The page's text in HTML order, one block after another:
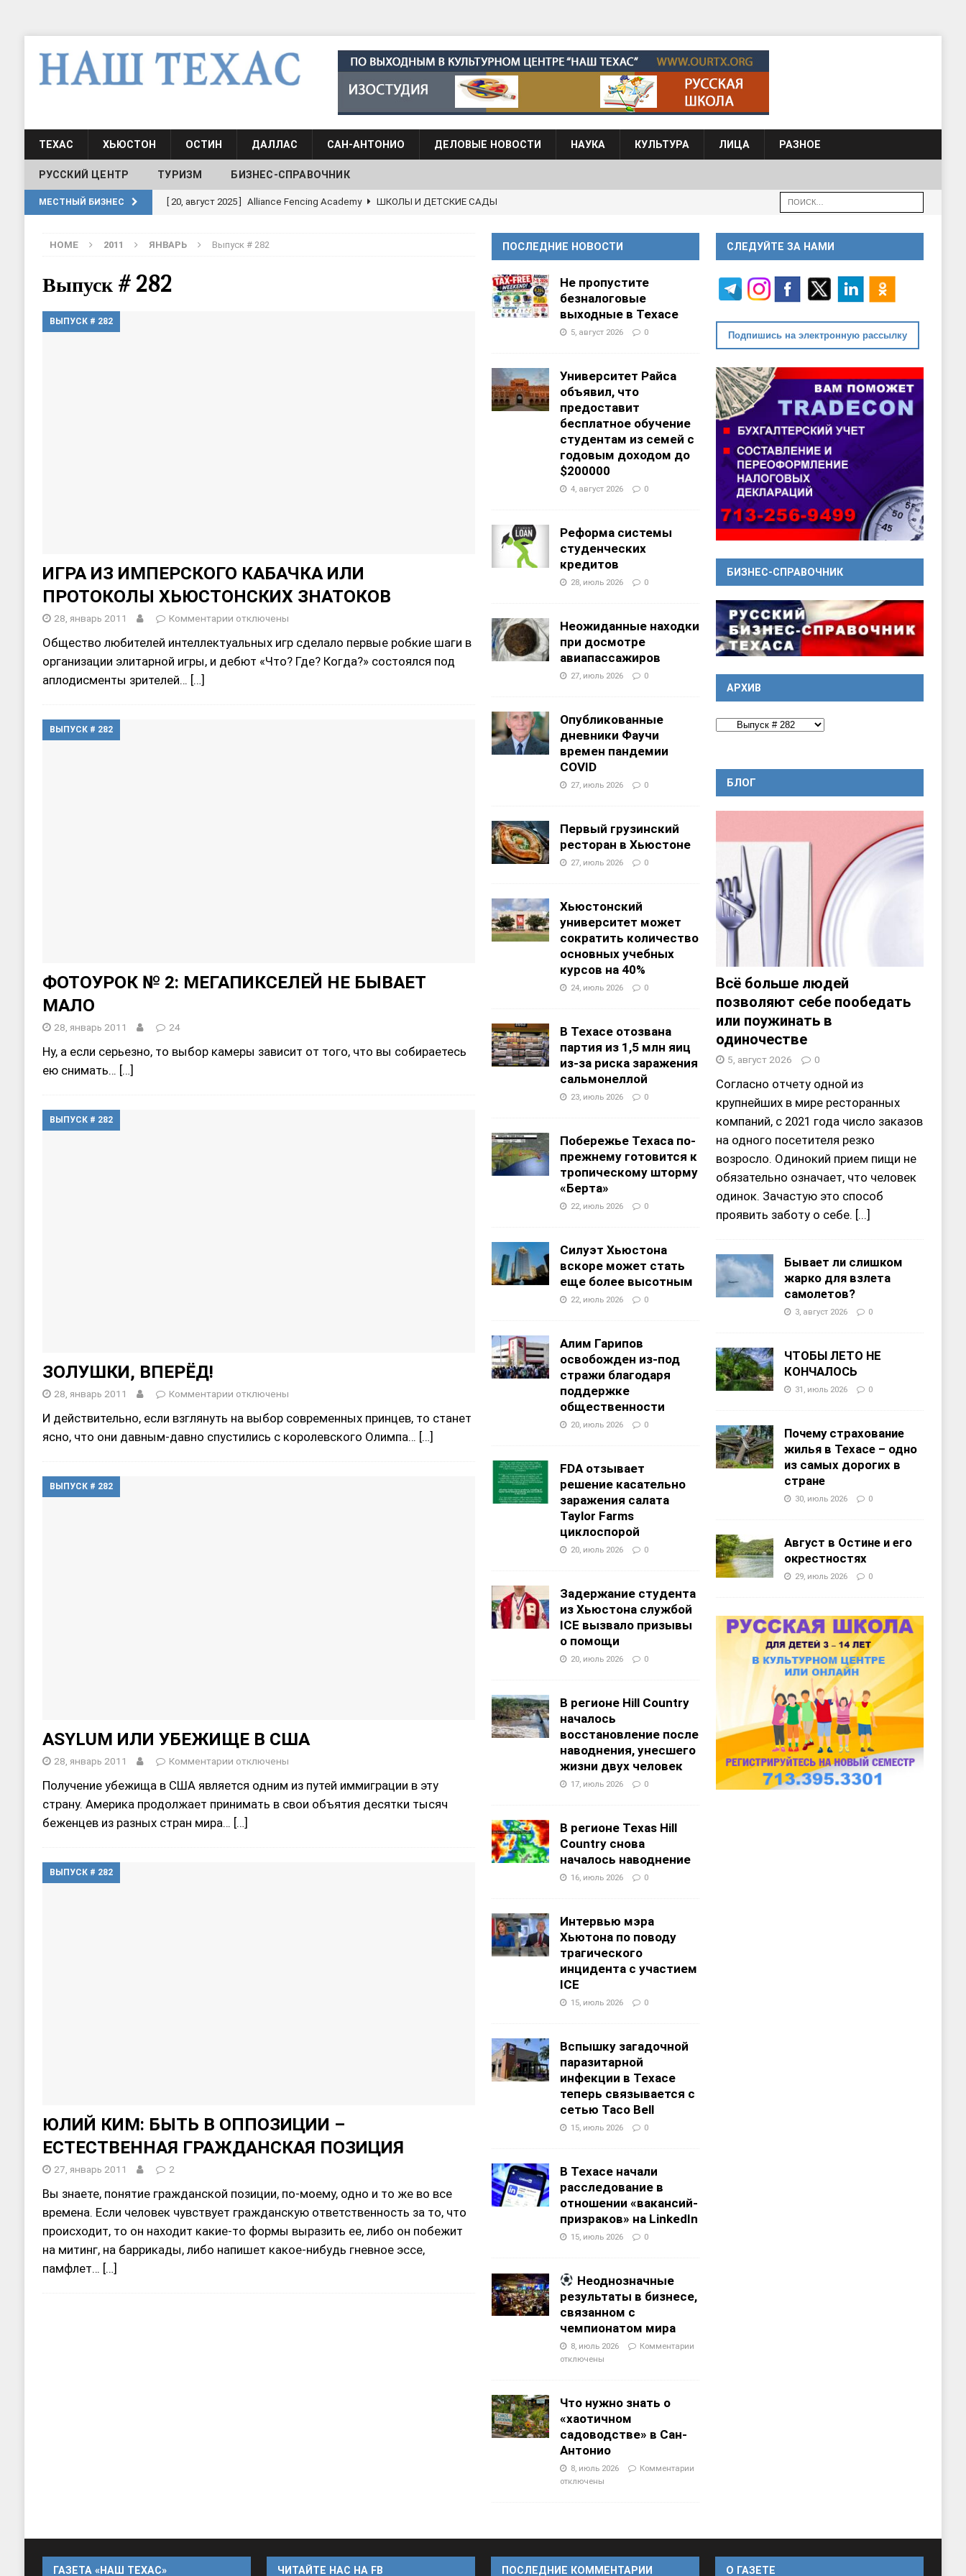
ТЕХАС ХЬЮСТОН ОСТИН ДАЛЛАС САН-АНТОНИО ДЕЛОВЫЕ НОВОСТИ НАУКА КУЛЬТУРА ЛИЦА РАЗНОЕ
РУССКИЙ ЦЕНТР ТУРИЗМ БИЗНЕС-СПРАВОЧНИК
МЕСТНЫЙ БИЗНЕС [ 30, июнь 2025 ] СОСТАВЛЕНИЕ НАЛОГОВЫХ ДЕКЛАРАЦИЙ ФИНАНСЫ И БУХГАЛТЕРСКИЙ УЧЕТ
ШКОЛЫ И ДЕТСКИЕ САДЫ
[ 19, июль 2017 ] Школа русского языка при культурном центре “Наш Техас” ШКОЛЫ И
HOME 2011 ЯНВАРЬ Выпуск # 282
Выпуск # 282
ВЫПУСК # 282
ИГРА ИЗ ИМПЕРСКОГО КАБАЧКА ИЛИ
ПРОТОКОЛЫ ХЬЮСТОНСКИХ ЗНАТОКОВ
28, январь 2011 Комментарии отключены
Общество любителей интеллектуальных игр сделало первые робкие шаги в
организации элитарной игры, и дебют «Что? Где? Когда?» состоялся под
аплодисменты зрителей… […]
ВЫПУСК # 282
ФОТОУРОК № 2: МЕГАПИКСЕЛЕЙ НЕ БЫВАЕТ
МАЛО
28, январь 2011 24
Ну, а если серьезно, то выбор камеры зависит от того, что вы собираетесь
ею снимать… […]
ВЫПУСК # 282
ЗОЛУШКИ, ВПЕРЁД!
28, январь 2011 Комментарии отключены
И действительно, если взглянуть на выбор современных принцев, то станет
ясно, что они давным-давно спустились с королевского Олимпа… […]
ВЫПУСК # 282
ASYLUM ИЛИ УБЕЖИЩE В США
28, январь 2011 Комментарии отключены
Получение убежища в США является одним из путей иммиграции в эту
страну. Америка продолжает принимать в свои объятия десятки тысяч
беженцев из разных стран мира… […]
ВЫПУСК # 282
ЮЛИЙ КИМ: БЫТЬ В ОППОЗИЦИИ –
ЕСТЕСТВЕННАЯ ГРАЖДАНСКАЯ ПОЗИЦИЯ
27, январь 2011 2
Вы знаете, понятие гражданской позиции, по-моему, одно и то же во все
времена. Если человек чувствует гражданскую ответственность за то, что
происходит, то он находит какие-то формы выразить ее, либо он побежит
на митинг, на баррикады, либо напишет какое-нибудь гневное эссе,
памфлет… […]
ПОСЛЕДНИЕ НОВОСТИ
Не пропустите
безналоговые
выходные в Техасе
5, август 2026 0
Университет Райса
объявил, что
предоставит
бесплатное обучение
студентам из семей с
годовым доходом до
$200000
4, август 2026 0
Реформа системы
студенческих
кредитов
28, июль 2026 0
Неожиданные находки
при досмотре
авиапассажиров
27, июль 2026 0
Опубликованные
дневники Фаучи
времен пандемии
COVID
27, июль 2026 0
Первый грузинский
ресторан в Хьюстоне
27, июль 2026 0
Хьюстонский
университет может
сократить количество
основных учебных
курсов на 40%
24, июль 2026 0
В Техасе отозвана
партия из 1,5 млн яиц
из-за риска заражения
сальмонеллой
23, июль 2026 0
Побережье Техаса по-
прежнему готовится к
тропическому шторму
«Берта»
22, июль 2026 0
Силуэт Хьюстона
вскоре может стать
еще более высотным
22, июль 2026 0
Алим Гарипов
освобожден из-под
стражи благодаря
поддержке
общественности
20, июль 2026 0
FDA отзывает
решение касательно
заражения салата
Taylor Farms
циклоспорой
20, июль 2026 0
Задержание студента
из Хьюстона службой
ICE вызвало призывы
о помощи
20, июль 2026 0
В регионе Hill Country
началось
восстановление после
наводнения, унесшего
жизни двух человек
17, июль 2026 0
В регионе Texas Hill
Country снова
началось наводнение
16, июль 2026 0
Интервью мэра
Хьютона по поводу
трагического
инцидента с участием
ICE
15, июль 2026 0
Вспышку загадочной
паразитарной
инфекции в Техасе
теперь связывается с
сетью Taco Bell
15, июль 2026 0
В Техасе начали
расследование в
отношении «вакансий-
призраков» на LinkedIn
15, июль 2026 0
Неоднозначные
результаты в бизнесе,
связанном с
чемпионатом мира
8, июль 2026
Комментарии
отключены
Что нужно знать о
«хаотичном
садоводстве» в Сан-
Антонио
8, июль 2026
Комментарии
отключены
СЛЕДУЙТЕ ЗА НАМИ
Подпишись на электронную рассылку
БИЗНЕС-СПРАВОЧНИК
АРХИВ
БЛОГ
Всё больше людей
позволяют себе пообедать
или поужинать в
одиночестве
5, август 2026 0
Согласно отчету одной из
крупнейших в мире ресторанных
компаний, с 2021 года число заказов
на одного посетителя резко
возросло. Одинокий прием пищи не
обязательно означает, что человек
одинок. Зачастую это способ
проявить заботу о себе. [...]
Бывает ли слишком
жарко для взлета
самолетов?
3, август 2026 0
ЧТОБЫ ЛЕТО НЕ
КОНЧАЛОСЬ
31, июль 2026 0
Почему страхование
жилья в Техасе – одно
из самых дорогих в
стране
30, июль 2026 0
Август в Остине и его
окрестностях
29, июль 2026 0
ГАЗЕТА «НАШ ТЕХАС» ЧИТАЙТЕ НАС НА FB ПОСЛЕДНИЕ КОММЕНТАРИИ O ГАЗЕТЕ